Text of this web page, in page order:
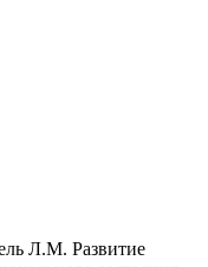
Л.М. Развитие